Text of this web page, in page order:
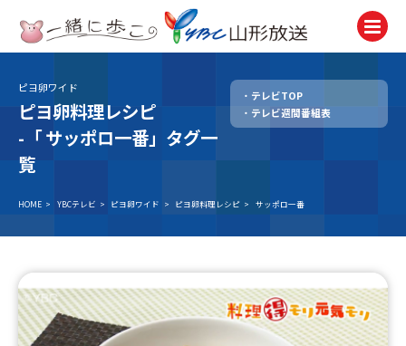
テレビ
TV
ニュース
アナウンサー
イベント
Event
ピヨ卵ワイド
ピヨ卵料理レシピ
-「サッポロ一番」タグ一
覧
テレビTOP
テレビ週間番組表
HOME > YBCテレビ > ピヨ卵ワイド > ピヨ卵料理レシピ > サッポロ一番